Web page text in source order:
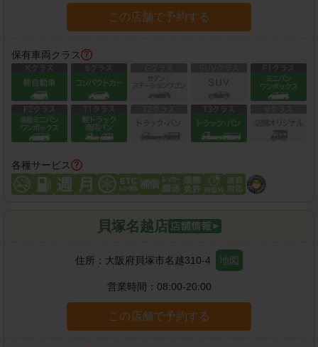
この店舗で予約する
保有車両クラス
各種サービス
貝塚名越店
住所： 大阪府貝塚市名越310-4 地図
営業時間： 08:00-20:00
この店舗で予約する